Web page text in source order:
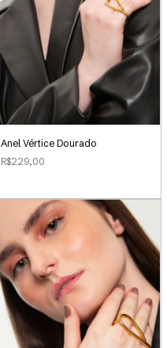
Anel Vértice Dourado
R$229,00